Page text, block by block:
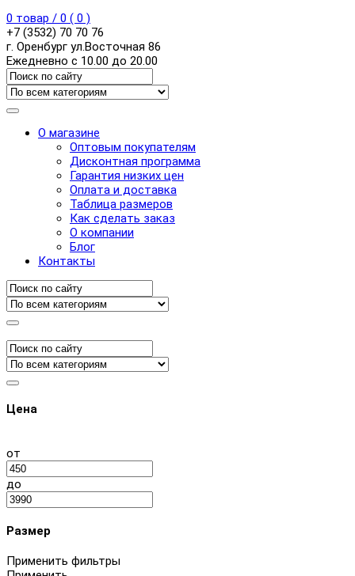
0 товар / 0 ( 0 )
+7 (3532) 70 70 76
г. Оренбург ул.Восточная 86
Ежедневно с 10.00 до 20.00
О магазине
Оптовым покупателям
Дисконтная программа
Гарантия низких цен
Оплата и доставка
Таблица размеров
Как сделать заказ
О компании
Блог
Контакты
Цена
от
до
Размер
Применить фильтры